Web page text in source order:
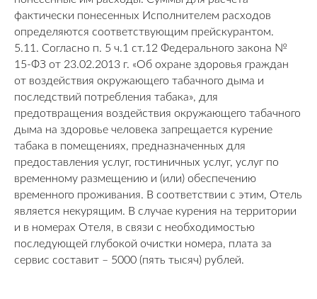
фактически понесенных Исполнителем расходов
определяются соответствующим прейскурантом.
5.11. Согласно п. 5 ч.1 ст.12 Федерального закона №
15-ФЗ от 23.02.2013 г. «Об охране здоровья граждан
от воздействия окружающего табачного дыма и
последствий потребления табака», для
предотвращения воздействия окружающего табачного
дыма на здоровье человека запрещается курение
табака в помещениях, предназначенных для
предоставления услуг, гостиничных услуг, услуг по
временному размещению и (или) обеспечению
временного проживания. В соответствии с этим, Отель
является некурящим. В случае курения на территории
и в номерах Отеля, в связи с необходимостью
последующей глубокой очистки номера, плата за
сервис составит – 5000 (пять тысяч) рублей.